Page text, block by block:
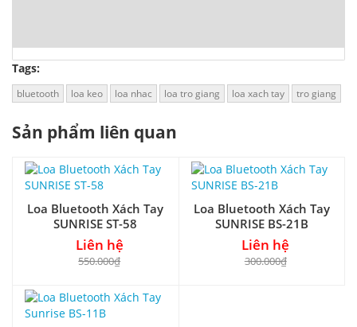
Tags:
bluetooth loa keo loa nhac loa tro giang loa xach tay tro giang
Sản phẩm liên quan
Loa Bluetooth Xách Tay
SUNRISE ST-58
Liên hệ
550.000₫
Loa Bluetooth Xách Tay
SUNRISE BS-21B
Liên hệ
300.000₫